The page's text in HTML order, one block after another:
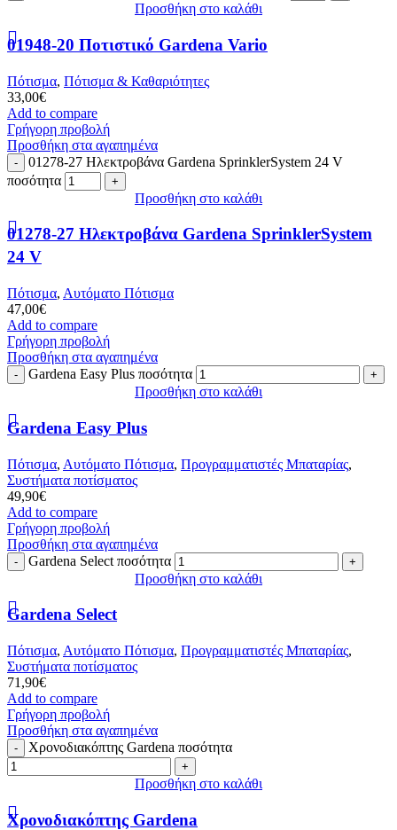
Προσθήκη στο καλάθι
01948-20 Ποτιστικό Gardena Vario
Πότισμα, Πότισμα & Καθαριότητες
33,00€
Add to compare
Γρήγορη προβολή
Προσθήκη στα αγαπημένα
01278-27 Ηλεκτροβάνα Gardena SprinklerSystem 24 V
ποσότητα
Προσθήκη στο καλάθι
01278-27 Ηλεκτροβάνα Gardena SprinklerSystem
24 V
Πότισμα, Αυτόματο Πότισμα
47,00€
Add to compare
Γρήγορη προβολή
Προσθήκη στα αγαπημένα
Gardena Easy Plus ποσότητα
Προσθήκη στο καλάθι
Gardena Easy Plus
Πότισμα, Αυτόματο Πότισμα, Προγραμματιστές Μπαταρίας,
Συστήματα ποτίσματος
49,90€
Add to compare
Γρήγορη προβολή
Προσθήκη στα αγαπημένα
Gardena Select ποσότητα
Προσθήκη στο καλάθι
Gardena Select
Πότισμα, Αυτόματο Πότισμα, Προγραμματιστές Μπαταρίας,
Συστήματα ποτίσματος
71,90€
Add to compare
Γρήγορη προβολή
Προσθήκη στα αγαπημένα
Χρονοδιακόπτης Gardena ποσότητα
Προσθήκη στο καλάθι
Χρονοδιακόπτης Gardena